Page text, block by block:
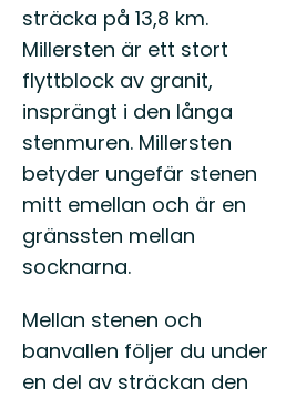
sträcka på 13,8 km.
Millersten är ett stort
flyttblock av granit,
insprängt i den långa
stenmuren. Millersten
betyder ungefär stenen
mitt emellan och är en
gränssten mellan
socknarna.
Mellan stenen och
banvallen följer du under
en del av sträckan den